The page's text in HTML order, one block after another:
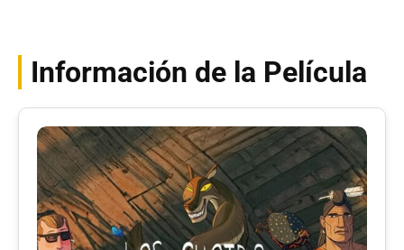
Información de la Película